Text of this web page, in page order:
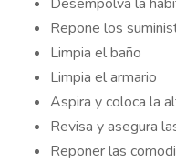
Repone los
Limpia el baño
Limpia el armario
Aspira y coloca la
Revisa y asegura
Reponer las